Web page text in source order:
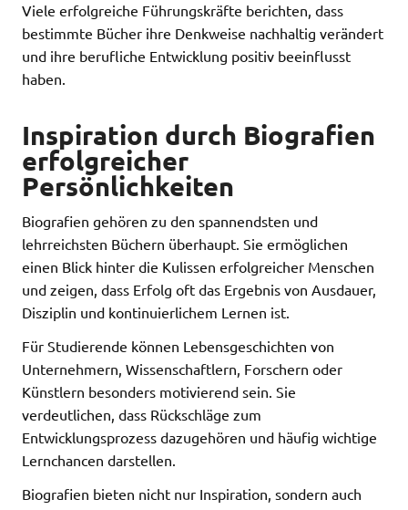
Viele erfolgreiche Führungskräfte berichten, dass
bestimmte Bücher ihre Denkweise nachhaltig verändert
und ihre berufliche Entwicklung positiv beeinflusst
haben.
Inspiration durch Biografien
erfolgreicher
Persönlichkeiten
Biografien gehören zu den spannendsten und
lehrreichsten Büchern überhaupt. Sie ermöglichen
einen Blick hinter die Kulissen erfolgreicher Menschen
und zeigen, dass Erfolg oft das Ergebnis von Ausdauer,
Disziplin und kontinuierlichem Lernen ist.
Für Studierende können Lebensgeschichten von
Unternehmern, Wissenschaftlern, Forschern oder
Künstlern besonders motivierend sein. Sie
verdeutlichen, dass Rückschläge zum
Entwicklungsprozess dazugehören und häufig wichtige
Lernchancen darstellen.
Biografien bieten nicht nur Inspiration, sondern auch